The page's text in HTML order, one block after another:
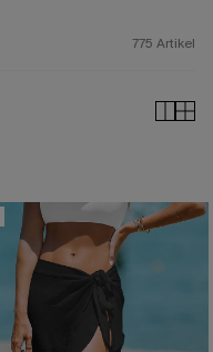
775 Artikel